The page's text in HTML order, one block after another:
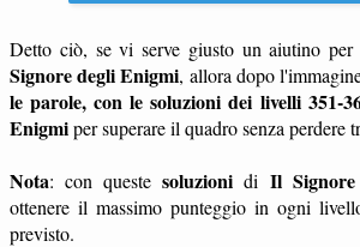
Detto ciò, se vi serve giusto un aiutino per
Signore degli Enigmi, allora dopo
le parole, con le soluzioni dei livelli 351-
Enigmiper superare il quadro senza perdere
Nota: con questesoluzioni di Il
ottenere il massimo punteggio in ogni
previsto.